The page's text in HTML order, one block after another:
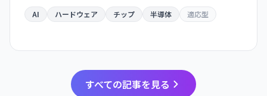
互換で量産化が可能。ウェアラブル・自動運転・
AI ハードウェア チップ 半導体 適応型
すべての記事を見る